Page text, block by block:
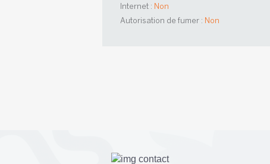
Internet : Non
Autorisation de fumer : Non